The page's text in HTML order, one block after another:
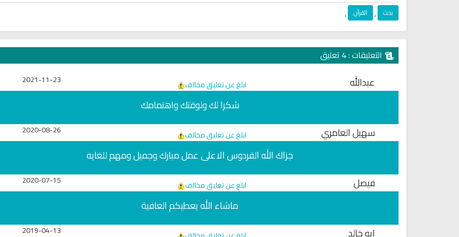
بحث , القرآن ,
التعليقات : 4 تعليق
عبدالله ابلغ عن تعليق مخالف 2021-11-23
شكرا لك ولوقتك واهتمامك
سهيل العامري
ابلغ عن تعليق مخالف 2020-08-26
جزاك الله الفردوس الاعلى عمل مبارك وجميل ومهم للغايه
فيصل
ابلغ عن تعليق مخالف 2020-07-15
ماشاء الله يعطيكم العافية
ابو خالد
2019-04-13